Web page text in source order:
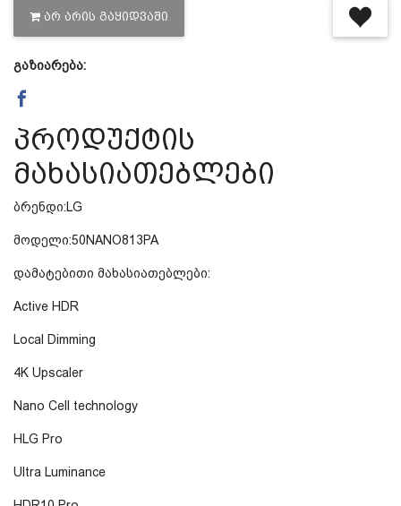
დაცვის პოლიტიკა
მიწოდების პირობები
საკონტაქტო ინფორმაცია
წესები და პირობები
პოლიტიკა
ᲐᲠ ᲐᲠᲘᲡ ᲒᲐᲧᲘᲓᲕᲐᲨᲘ
გაზიარება:
პროდუქტის
მახასიათებლები
ბრენდი:LG
მოდელი:50NANO813PA
დამატებითი მახასიათებლები:
Active HDR
Local Dimming
4K Upscaler
Nano Cell technology
HLG Pro
Ultra Luminance